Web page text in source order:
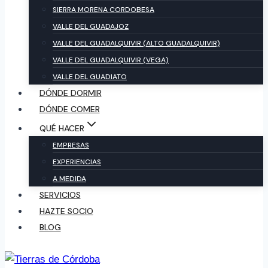
SIERRA MORENA CORDOBESA
VALLE DEL GUADAJOZ
VALLE DEL GUADALQUIVIR (ALTO GUADALQUIVIR)
VALLE DEL GUADALQUIVIR (VEGA)
VALLE DEL GUADIATO
DÓNDE DORMIR
DÓNDE COMER
QUÉ HACER
EMPRESAS
EXPERIENCIAS
A MEDIDA
SERVICIOS
HAZTE SOCIO
BLOG